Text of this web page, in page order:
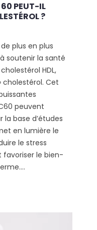
60 PEUT-IL
?
plus en plus
soutenir la santé
HDL,
cholestérol. Cet
peuvent
la base d’études
en lumière le
le stress
favoriser le bien-